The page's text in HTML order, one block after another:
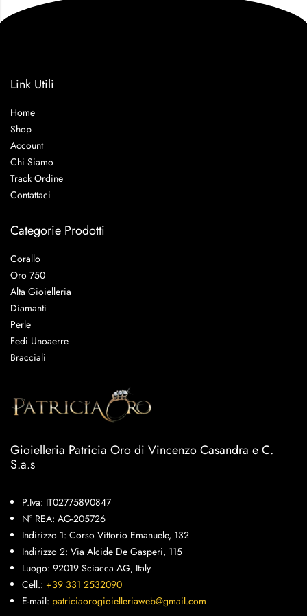
Gioielleria Patricia Oro di Vincenzo Casandra e C.
S.a.s
P.Iva: IT02775890847
N° REA: AG-205726
Indirizzo 1: Corso Vittorio Emanuele, 132
Indirizzo 2: Via Alcide De Gasperi, 115
Luogo: 92019 Sciacca AG, Italy
Cell.: +39 331 2532090
E-mail: patriciaorogioielleriaweb@gmail.com
Categorie Prodotti
Corallo
Oro 750
Alta Gioielleria
Diamanti
Perle
Fedi Unoaerre
Bracciali
Link Utili
Home
Shop
Account
Chi Siamo
Track Ordine
Contattaci